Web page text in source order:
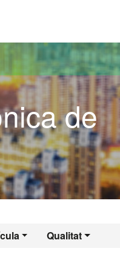
de
Qualitat